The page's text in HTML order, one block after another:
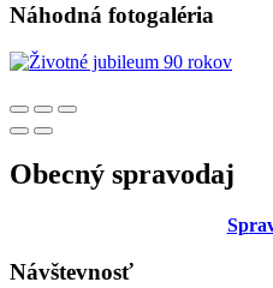
Náhodná fotogaléria
Obecný spravodaj
Sp
Návštevnosť